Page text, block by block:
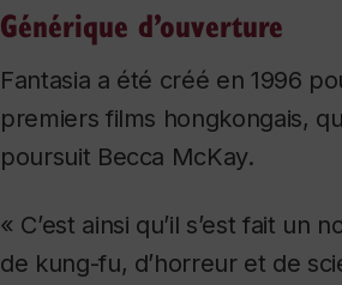
Générique d’ouverture
Fantasia a été créé en 1996
premiers films hongkongais,
poursuit Becca McKay.
« C’est ainsi qu’il s’est fait
de kung-fu, d’horreur et de